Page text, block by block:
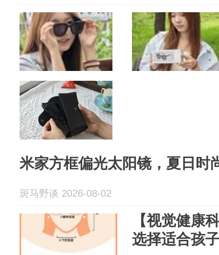
米家方框偏光太阳镜，夏日时
斑马野谈 2026-08-02
【视觉健康
选择适合孩